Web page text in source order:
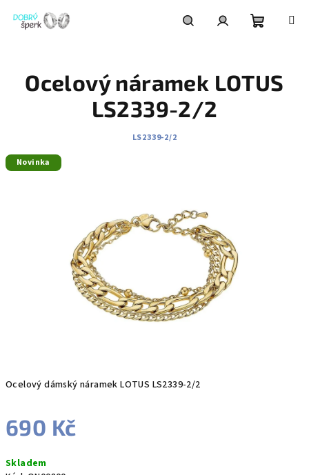
obsah
košík
Ocelový dámský náramek LOTUS LS2339-2/2
690 Kč
cena:
Skladem
Ocelový náramek LOTUS
LS2339-2/2
LS2339-2/2
Novinka